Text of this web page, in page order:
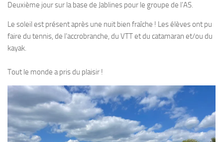
Deuxième jour sur la base de Jablines pour le groupe de l’AS.
Le soleil est présent après une nuit bien fraîche ! Les élèves ont pu
faire du tennis, de l’accrobranche, du VTT et du catamaran et/ou du
kayak.
Tout le monde a pris du plaisir !